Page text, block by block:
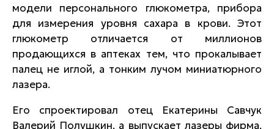
модели персонального глюкометра, прибора
для измерения уровня сахара в крови. Этот
глюкометр отличается от миллионов
продающихся в аптеках тем, что прокалывает
палец не иглой, а тонким лучом миниатюрного
лазера.
Его спроектировал отец Екатерины Савчук
Валерий Полушкин, а выпускает лазеры фирма,